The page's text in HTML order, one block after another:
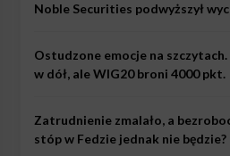
Noble Securities podwyższył
Ostudzone emocje na
w dół, ale WIG20 broni 4000 pkt.
Zatrudnienie zmalało, a
stóp w Fedzie jednak nie będzie?